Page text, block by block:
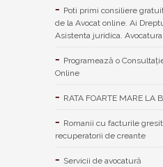
Poti primi consiliere
de la Avocat online. Ai
Asistenta juridica.
Programează o
Online
RATA FOARTE MARE LA
Romanii cu facturile
recuperatorii de creante
Servicii de avocatură